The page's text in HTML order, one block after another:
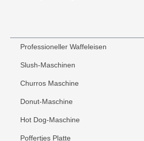
Professioneller Waffeleisen
Slush-Maschinen
Churros Maschine
Donut-Maschine
Hot Dog-Maschine
Poffertjes Platte